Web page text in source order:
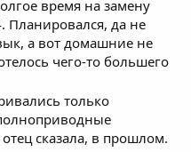
время на замену
Планировался, да не
а вот домашние не
чего-то большего
только
сказала, в прошлом.